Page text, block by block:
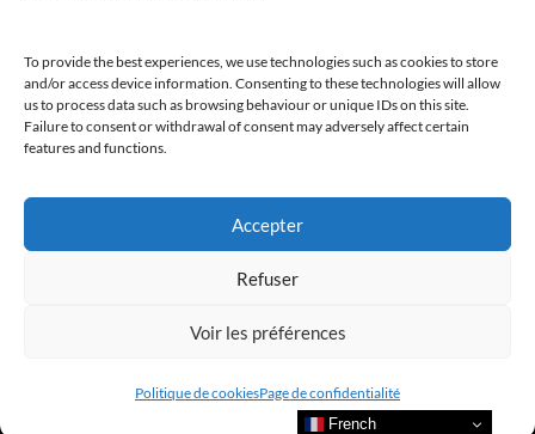
To provide the best experiences, we use technologies such as cookies to store
and/or access device information. Consenting to these technologies will allow
us to process data such as browsing behaviour or unique IDs on this site.
Failure to consent or withdrawal of consent may adversely affect certain
features and functions.
Accepter
Refuser
Voir les préférences
Politique de cookiesPage de confidentialité
@clubamilcar
LUXURY SELECTIONS BY CLUB AMILCAR
French